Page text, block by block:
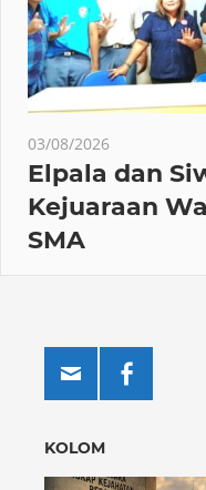
03/08/2026
Elpala dan
Kejuaraan
SMA
KOLOM